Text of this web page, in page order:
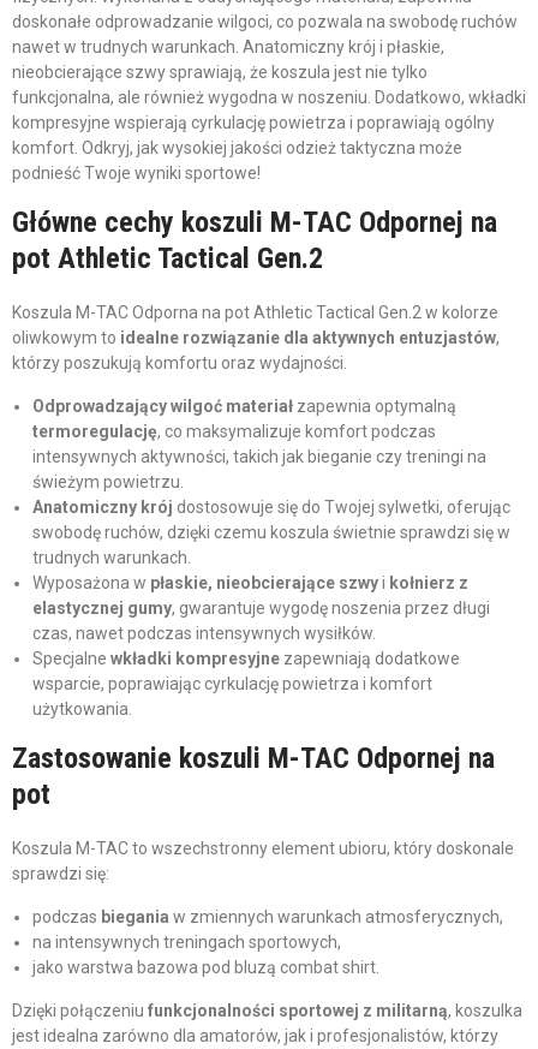
doskonałe odprowadzanie wilgoci, co pozwala na swobodę ruchów
nawet w trudnych warunkach. Anatomiczny krój i płaskie,
nieobcierające szwy sprawiają, że koszula jest nie tylko
funkcjonalna, ale również wygodna w noszeniu. Dodatkowo, wkładki
kompresyjne wspierają cyrkulację powietrza i poprawiają ogólny
komfort. Odkryj, jak wysokiej jakości odzież taktyczna może
podnieść Twoje wyniki sportowe!
Główne cechy koszuli M-TAC Odpornej na
pot Athletic Tactical Gen.2
Koszula M-TAC Odporna na pot Athletic Tactical Gen.2 w kolorze
oliwkowym to idealne rozwiązanie dla aktywnych entuzjastów,
którzy poszukują komfortu oraz wydajności.
Odprowadzający wilgoć materiał zapewnia optymalną
termoregulację, co maksymalizuje komfort podczas
intensywnych aktywności, takich jak bieganie czy treningi na
świeżym powietrzu.
Anatomiczny krój dostosowuje się do Twojej sylwetki, oferując
swobodę ruchów, dzięki czemu koszula świetnie sprawdzi się w
trudnych warunkach.
Wyposażona w płaskie, nieobcierające szwyi kołnierz z
elastycznej gumy, gwarantuje wygodę noszenia przez długi
czas, nawet podczas intensywnych wysiłków.
Specjalne wkładki kompresyjne zapewniają dodatkowe
wsparcie, poprawiając cyrkulację powietrza i komfort
użytkowania.
Zastosowanie koszuli M-TAC Odpornej na
pot
Koszula M-TAC to wszechstronny element ubioru, który doskonale
sprawdzi się:
podczas biegania w zmiennych warunkach atmosferycznych,
na intensywnych treningach sportowych,
jako warstwa bazowa pod bluzą combat shirt.
Dzięki połączeniu funkcjonalności sportowej z militarną, koszulka
jest idealna zarówno dla amatorów, jak i profesjonalistów, którzy